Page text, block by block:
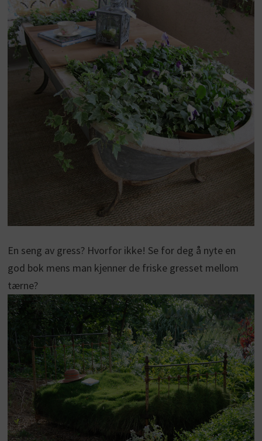
En seng av gress? Hvorfor ikke! Se for deg å nyte en
god bok mens man kjenner de friske gresset mellom
tærne?